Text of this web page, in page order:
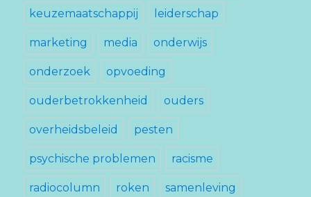
keuzemaatschappij leiderschap
marketing media onderwijs
onderzoek opvoeding
ouderbetrokkenheid ouders
overheidsbeleid pesten
psychische problemen racisme
radiocolumn roken samenleving